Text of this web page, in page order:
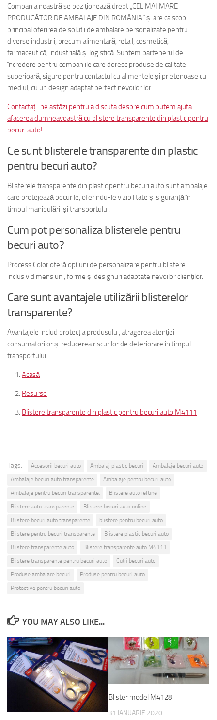
Compania noastră se poziționează drept „CEL MAI MARE
PRODUCĂTOR DE AMBALAJE DIN ROMÂNIA” și are ca scop
principal oferirea de soluții de ambalare personalizate pentru
diverse industrii, precum alimentară, retail, cosmetică,
farmaceutică, industrială și logistică. Suntem partenerul de
încredere pentru companiile care doresc produse de calitate
superioară, sigure pentru contactul cu alimentele și prietenoase cu
mediul, cu un design adaptat perfect nevoilor lor.
Contactați-ne astăzi pentru a discuta despre cum putem ajuta
afacerea dumneavoastră cu blistere transparente din plastic pentru
becuri auto!
Ce sunt blisterele transparente din plastic
pentru becuri auto?
Blisterele transparente din plastic pentru becuri auto sunt ambalaje
care protejează becurile, oferindu-le vizibilitate și siguranță în
timpul manipulării și transportului.
Cum pot personaliza blisterele pentru
becuri auto?
Process Color oferă opțiuni de personalizare pentru blistere,
inclusiv dimensiuni, forme și designuri adaptate nevoilor clienților.
Care sunt avantajele utilizării blisterelor
transparente?
Avantajele includ protecția produsului, atragerea atenției
consumatorilor și reducerea riscurilor de deteriorare în timpul
transportului.
Acasă
Resurse
Blistere transparente din plastic pentru becuri auto M4111
Tags: Accesorii becuri auto Ambalaj plastic becuri
Ambalaje becuri auto
Ambalaje becuri auto transparente
Ambalaje pentru becuri auto
Ambalaje pentru becuri transparente.
Blistere auto ieftine
Blistere auto transparente
Blistere becuri auto online
Blistere becuri auto transparente
blistere pentru becuri auto
Blistere pentru becuri transparente
Blistere plastic becuri auto
Blistere transparente auto
Blistere transparente auto M4111
Blistere transparente pentru becuri auto
Cutii becuri auto
Produse ambalare becuri
Produse pentru becuri auto
Protective pentru becuri auto
YOU MAY ALSO LIKE...
Blister model M4128
31 IANUARIE 2020